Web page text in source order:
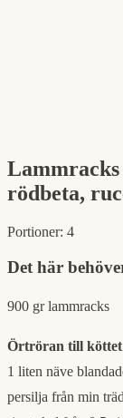
Lammracks
rödbeta,
Portioner: 4
Det här
900 gr lammracks
Örtröran till köttet
1 liten näve
persilja från min